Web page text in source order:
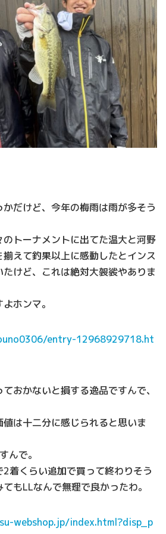
だけど、今年の梅雨は雨が多そう
トーナメントに出てた温大と河野
えて釣果以上に感動したとインス
けど、これは絶対大袈裟やありま
ホンマ。
entry-12968929718.ht
おかないと損する逸品ですんで、
は十二分に感じられると思いま
んで。
着くらい追加で買って終わりそう
もLLなんで無理で良かったわ。
webshop.jp/index.html?disp_p